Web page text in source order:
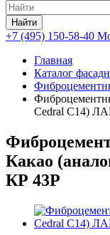
Найти
+7 (495) 150-58-40
Главная
Каталог
Cedral С14)
Какао
КР 43Р